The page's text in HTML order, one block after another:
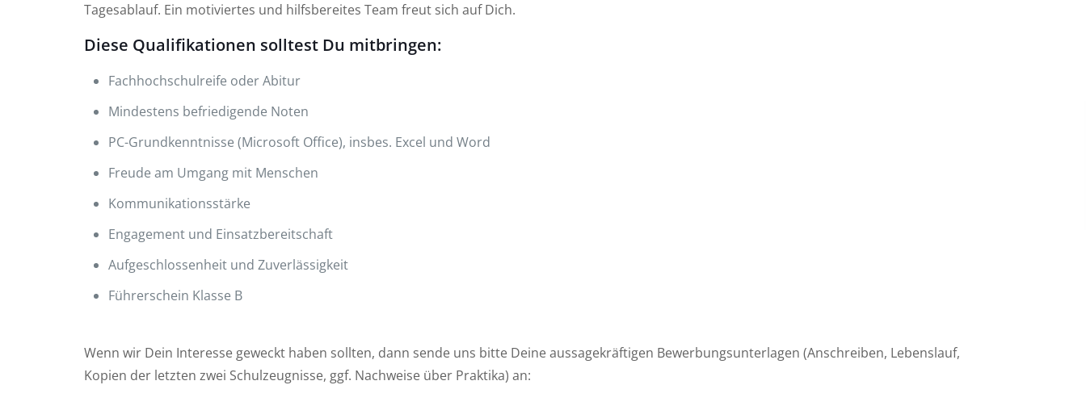
Tagesablauf. Ein motiviertes und hilfsbereites Team freut sich auf Dich.
Diese Qualifikationen solltest Du mitbringen:
Fachhochschulreife oder Abitur
Mindestens befriedigende Noten
PC-Grundkenntnisse (Microsoft Office), insbes. Excel und Word
Freude am Umgang mit Menschen
Kommunikationsstärke
Engagement und Einsatzbereitschaft
Aufgeschlossenheit und Zuverlässigkeit
Führerschein Klasse B
Wenn wir Dein Interesse geweckt haben sollten, dann sende uns bitte Deine aussagekräftigen Bewerbungsunterlagen (Anschreiben, Lebenslauf,
Kopien der letzten zwei Schulzeugnisse, ggf. Nachweise über Praktika) an: